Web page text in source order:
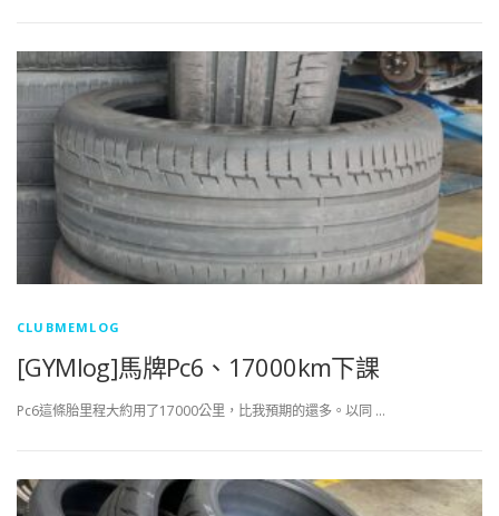
CLUBMEMLOG
[GYMlog]馬牌Pc6、17000km下課
Pc6這條胎里程大約用了17000公里，比我預期的還多。以同 …